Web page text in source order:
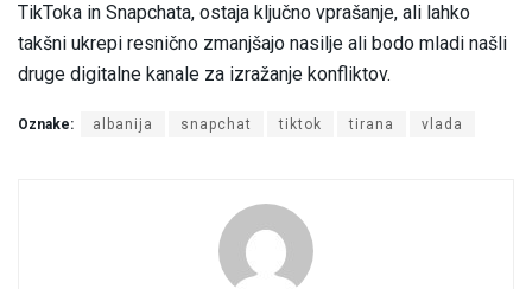
TikToka in Snapchata, ostaja ključno vprašanje, ali lahko
takšni ukrepi resnično zmanjšajo nasilje ali bodo mladi našli
druge digitalne kanale za izražanje konfliktov.
Oznake: albanija snapchat tiktok tirana vlada